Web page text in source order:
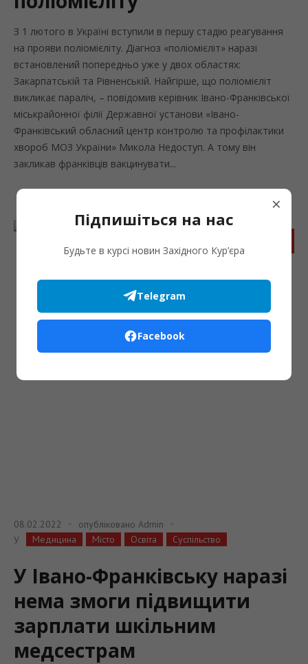
З 1 лютого в Україні вступили в першу стадію реагування
на прояви поліомієліту. Діагноз «поліомієліт» наразі
встановлений попередньо уже у двох областях:
Закарпатській та Рівненській. Найгірше, що поліомієліт
викликає параліч, – повідомив керівник Івано-Франківської
міськрайонної філії Державної установи «Івано-
Франківський обласний центр контролю та профілактики
хвороб МОЗ України» Микола Недоступ. А тому він
закликав франківців вакцинувати...
08.02.2022 опубліковано Admin
У
Медицина Місто Освіта Суспільство
У Івано-Франківську наразі
нема змоги підвищити
зарплати шкільним
медсестрам
×
Підпишіться на нас
Будьте в курсі новин Західного Кур’єра
Telegram
Facebook